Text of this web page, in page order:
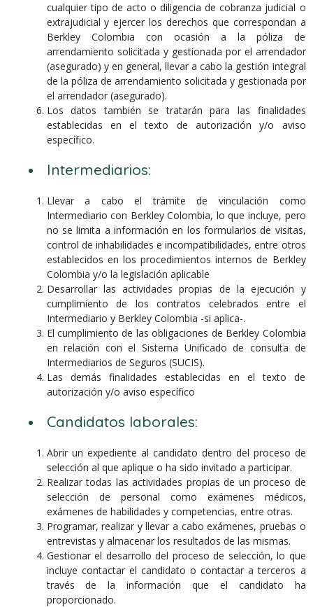
cualquier tipo de acto o diligencia de cobranza judicial o
extrajudicial y ejercer los derechos que correspondan a
Berkley Colombia con ocasión a la póliza de
arrendamiento solicitada y gestionada por el arrendador
(asegurado) y en general, llevar a cabo la gestión integral
de la póliza de arrendamiento solicitada y gestionada por
el arrendador (asegurado).
Los datos también se tratarán para las finalidades
establecidas en el texto de autorización y/o aviso
específico.
Intermediarios:
Llevar a cabo el trámite de vinculación como
Intermediario con Berkley Colombia, lo que incluye, pero
no se limita a información en los formularios de visitas,
control de inhabilidades e incompatibilidades, entre otros
establecidos en los procedimientos internos de Berkley
Colombia y/o la legislación aplicable
Desarrollar las actividades propias de la ejecución y
cumplimiento de los contratos celebrados entre el
Intermediario y Berkley Colombia -si aplica-.
El cumplimiento de las obligaciones de Berkley Colombia
en relación con el Sistema Unificado de consulta de
Intermediarios de Seguros (SUCIS).
Las demás finalidades establecidas en el texto de
autorización y/o aviso específico
Candidatos laborales:
Abrir un expediente al candidato dentro del proceso de
selección al que aplique o ha sido invitado a participar.
Realizar todas las actividades propias de un proceso de
selección de personal como exámenes médicos,
exámenes de habilidades y competencias, entre otras.
Programar, realizar y llevar a cabo exámenes, pruebas o
entrevistas y almacenar los resultados de las mismas.
Gestionar el desarrollo del proceso de selección, lo que
incluye contactar el candidato o contactar a terceros a
través de la información que el candidato ha
proporcionado.